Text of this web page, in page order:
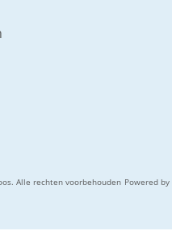
Alle rechten voorbehouden Powered by